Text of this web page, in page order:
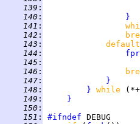
139 :
140 :
}
141 :
142 :
143 :
default
144 :
145 :
146 :
147 :
}
148 : } while
149 :
}
150 :
151 : #ifndef